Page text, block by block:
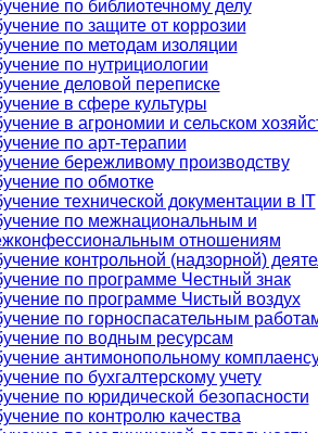
по библиотечному делу
по защите от коррозии
по методам изоляции
по нутрициологии
деловой переписке
в сфере культуры
в агрономии и сельском
по арт-терапии
бережливому производству
по обмотке
технической документации в IT
по межнациональным и
отношениям
контрольной (надзорной)
по программе Честный знак
по программе Чистый воздух
по горноспасательным
по водным ресурсам
антимонопольному
по бухгалтерскому учету
по юридической безопасности
по контролю качества